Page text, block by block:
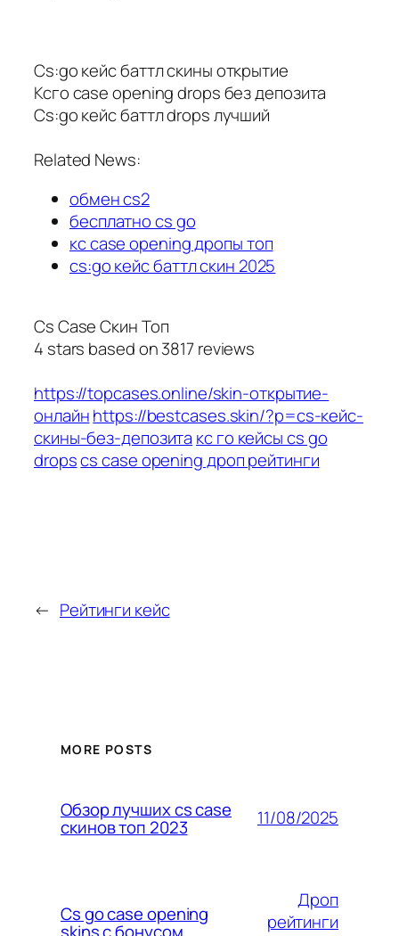
Cs:go кейс баттл скины открытие
Ксго case opening drops без депозита
Cs:go кейс баттл drops лучший
Related News:
обмен cs2
бесплатно cs go
кс case opening дропы топ
cs:go кейс баттл скин 2025
Cs Case Скин Топ
4 stars based on3817reviews
https://topcases.online/skin-открытие-
онлайнhttps://bestcases.skin/?p=cs-кейс-
скины-без-депозита кс го кейсы cs go
dropscs case opening дроп рейтинги
← Рейтинги кейс
MORE POSTS
Обзор лучших cs case
скинов топ 2023 11/08/2025
Cs go case opening
skins с бонусом
Дроп
рейтинги